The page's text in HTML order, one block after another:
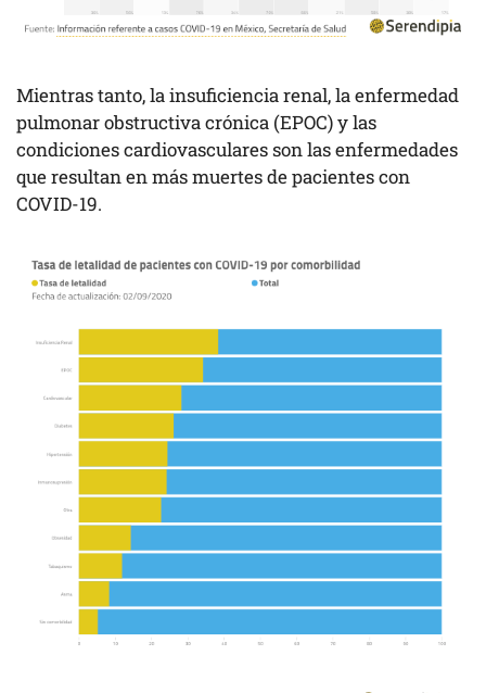
Mientras tanto, la insuficiencia renal, la enfermedad
pulmonar obstructiva crónica (EPOC) y las
condiciones cardiovasculares son las enfermedades
que resultan en más muertes de pacientes con
COVID-19.